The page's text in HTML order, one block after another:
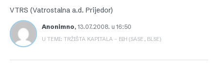
VTRS (Vatrostalna a.d. Prijedor)
Anonimno, 13.07.2008. u 16:50
U TEMI: TRŽIŠTA KAPITALA – BIH (SASE, BLSE)